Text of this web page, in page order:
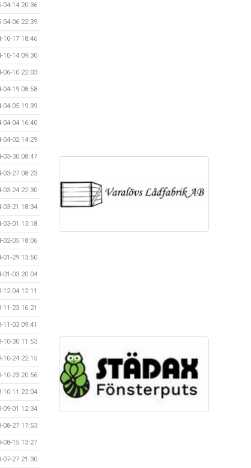
04-14 20:36
04-06 22:39
10-17 18:46
10-14 09:30
06-10 22:03
04-19 08:58
04-05 19:39
04-04 16:40
04-02 14:29
03-30 08:47
03-27 08:23
03-24 22:30
03-21 18:34
03-01 13:18
02-05 18:06
01-29 13:50
01-03 20:04
12-04 12:11
11-23 16:21
11-03 09:41
10-30 11:53
10-24 22:15
10-23 20:56
10-11 22:04
09-01 12:34
08-27 17:53
08-15 13:27
07-27 21:30